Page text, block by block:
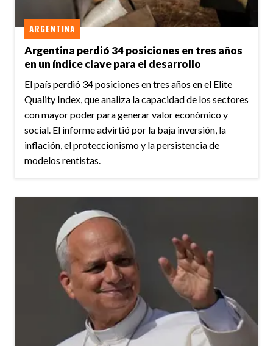
Argentina perdió 34 posiciones en tres años
en un índice clave para el desarrollo
ARGENTINA
El país perdió 34 posiciones en tres años en el Elite
Quality Index, que analiza la capacidad de los sectores
con mayor poder para generar valor económico y
social. El informe advirtió por la baja inversión, la
inflación, el proteccionismo y la persistencia de
modelos rentistas.